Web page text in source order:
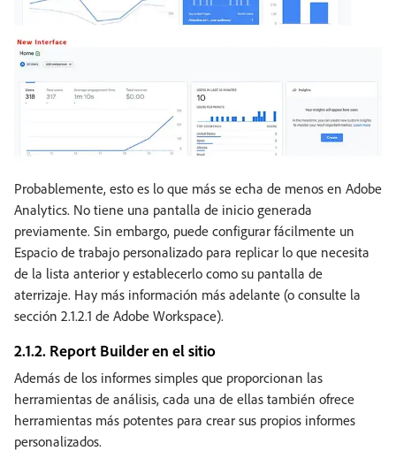
Probablemente, esto es lo que más se echa de menos en Adobe
Analytics. No tiene una pantalla de inicio generada
previamente. Sin embargo, puede configurar fácilmente un
Espacio de trabajo personalizado para replicar lo que necesita
de la lista anterior y establecerlo como su pantalla de
aterrizaje. Hay más información más adelante (o consulte la
sección 2.1.2.1 de Adobe Workspace).
2.1.2. Report Builder en el sitio
Además de los informes simples que proporcionan las
herramientas de análisis, cada una de ellas también ofrece
herramientas más potentes para crear sus propios informes
personalizados.